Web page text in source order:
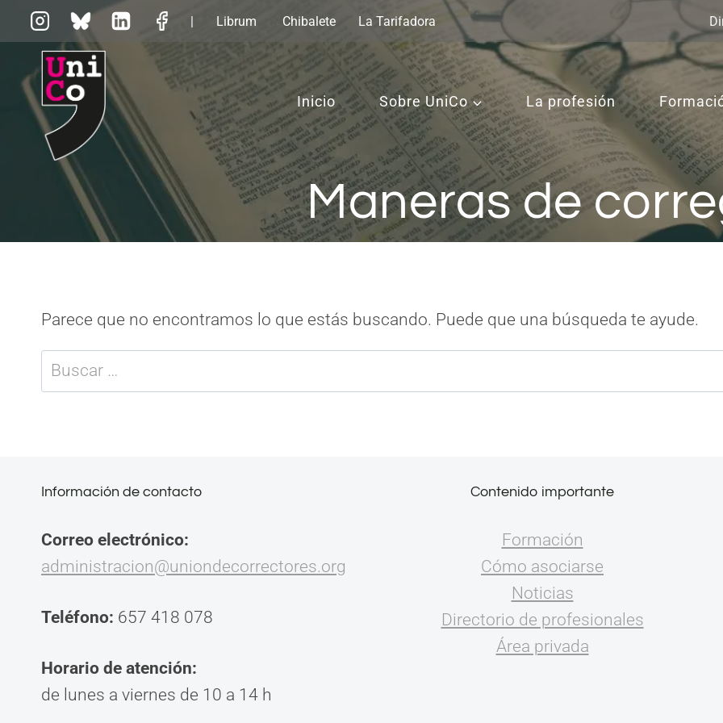
Saltar
al
contenido
| Librum Chibalete La Tarifadora
Inicio Sobre UniCo La profesión
Maneras de
Parece que no encontramos lo que estás buscando. Puede que una búsqueda te ayude.
Buscar:
Información de contacto
Correo electrónico:
administracion@uniondecorrectores.org
Teléfono: 657 418 078
Horario de atención:
de lunes a viernes de 10 a 14 h
Contenido importante
Formación
Cómo asociarse
Noticias
Directorio de profesionales
Área privada